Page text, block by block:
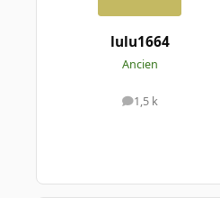
lulu1664
Ancien
1,5 k
messages